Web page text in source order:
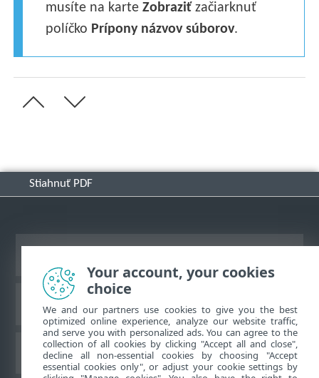
musíte na karteZobraziť začiarknuť
políčko Prípony názvov súborov.
Stiahnuť PDF
Databáza znalostí ESET
ESET Fórum
Your account, your cookies
choice
We and our partners use cookies to give you the best
optimized online experience, analyze our website traffic,
and serve you with personalized ads. You can agree to the
collection of all cookies by clicking "Accept all and close",
decline all non-essential cookies by choosing "Accept
essential cookies only", or adjust your cookie settings by